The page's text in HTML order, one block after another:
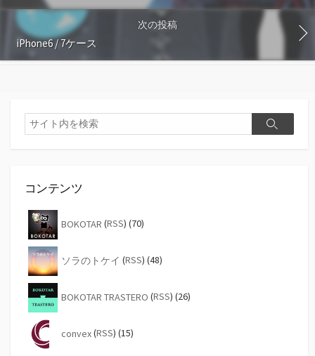
次の投稿
iPhone6 / 7ケース
検
索
検
コンテンツ
BOKOTAR (RSS) (70)
ソラのトケイ (RSS) (48)
BOKOTAR TRASTERO (RSS) (26)
convex(RSS) (15)